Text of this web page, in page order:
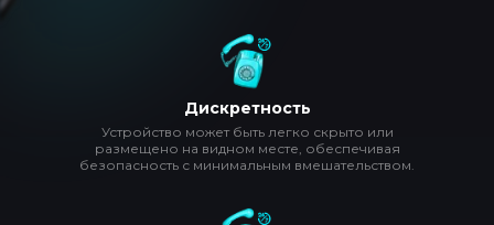
Устройство может быть легко скрыто или
размещено на видном месте, обеспечивая
безопасность с минимальным вмешательством.
Дискретность